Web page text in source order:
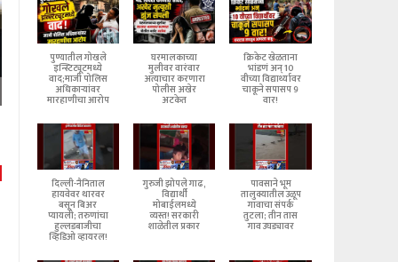
पुण्यातील गोखले
इन्स्टिट्यूटमध्ये
वाद;माजी पोलिस
अधिकाऱ्यांवर
मारहाणीचा आरोप
घरमालकाच्या
मुलीवर वारंवार
अत्याचार करणारा
पोलीस अखेर
अटकेत
क्रिकेट खेळताना
भांडणं अन् 10
वीच्या विद्यार्थ्यावर
चाकूने सपासप 9
वार!
दिल्ली-नैनिताल
हायवेवर थारवर
बसून बिअर
प्यायली; तरुणांचा
हुल्लडबाजीचा
व्हिडिओ व्हायरल!
गुरुजी झोपले गाढ,
विद्यार्थी
मोबाईलमध्ये
व्यस्त! सरकारी
शाळेतील प्रकार
पावसाने भूम
तालुक्यातील उळूप
गावाचा संपर्क
तुटला; तीन तास
गाव उघड्यावर